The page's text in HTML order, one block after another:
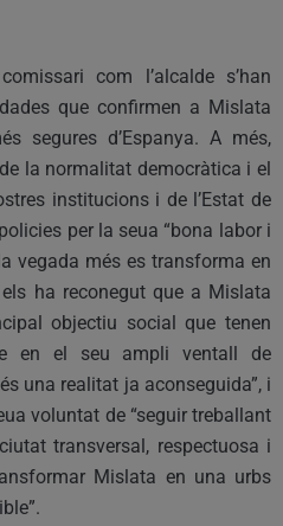
com l’alcalde s’han
que confirmen a Mislata
segures d’Espanya. A més,
la normalitat democràtica i el
institucions i de l’Estat de
per la seua “bona labor i
vegada més es transforma en
ha reconegut que a Mislata
objectiu social que tenen
en el seu ampli ventall de
una realitat ja aconseguida”, i
voluntat de “seguir treballant
transversal, respectuosa i
Mislata en una urbs